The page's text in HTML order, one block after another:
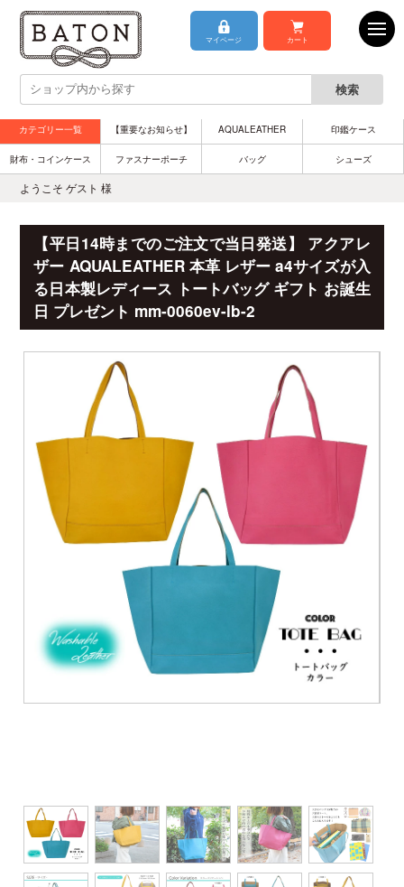
マイページ カート
カテゴリー一覧 【重要なお知らせ】 AQUALEATHER 印鑑ケース
財布・コインケース ファスナーポーチ バッグ シューズ
ようこそ ゲスト 様
【平日14時までのご注文で当日発送】 アクアレ
ザー AQUALEATHER 本革 レザー a4サイズが入
る日本製レディース トートバッグ ギフト お誕生
日 プレゼント mm-0060ev-lb-2